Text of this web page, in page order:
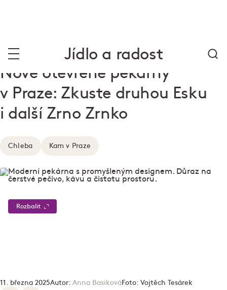
Jídlo a radost
Nově otevřené pekárny
v Praze: Zkuste druhou Esku
i další Zrno Zrnko
Chleba Kam v Praze
Rozbalit
11. března 2025Autor: Anna BasikováFoto: Vojtěch Tesárek